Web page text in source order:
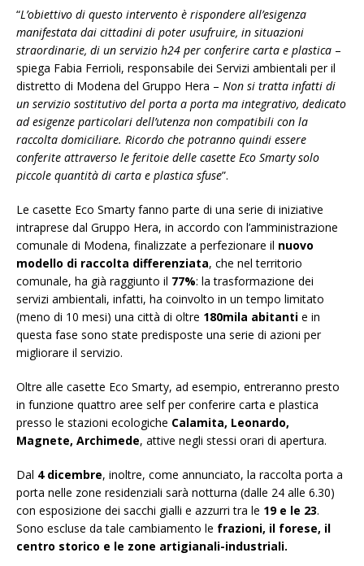
“L’obiettivo di questo intervento è rispondere all’esigenza
manifestata dai cittadini di poter usufruire, in situazioni
straordinarie, di un servizio h24 per conferire carta e plastica –
spiega Fabia Ferrioli, responsabile dei Servizi ambientali per il
distretto di Modena del Gruppo Hera – Non si tratta infatti di
un servizio sostitutivo del porta a porta ma integrativo, dedicato
ad esigenze particolari dell’utenza non compatibili con la
raccolta domiciliare. Ricordo che potranno quindi essere
conferite attraverso le feritoie delle casette Eco Smarty solo
piccole quantità di carta e plastica sfuse”.
Le casette Eco Smarty fanno parte di una serie di iniziative
intraprese dal Gruppo Hera, in accordo con l’amministrazione
comunale di Modena, finalizzate a perfezionare il nuovo
modello di raccolta differenziata, che nel territorio
comunale, ha già raggiunto il 77%: la trasformazione dei
servizi ambientali, infatti, ha coinvolto in un tempo limitato
(meno di 10 mesi) una città di oltre 180mila abitanti e in
questa fase sono state predisposte una serie di azioni per
migliorare il servizio.
Oltre alle casette Eco Smarty, ad esempio, entreranno presto
in funzione quattro aree self per conferire carta e plastica
presso le stazioni ecologiche Calamita, Leonardo,
Magnete, Archimede, attive negli stessi orari di apertura.
Dal 4 dicembre, inoltre, come annunciato, la raccolta porta a
porta nelle zone residenziali sarà notturna (dalle 24 alle 6.30)
con esposizione dei sacchi gialli e azzurri tra le 19 e le 23.
Sono escluse da tale cambiamento le frazioni, il forese, il
centro storico e le zone artigianali-industriali.